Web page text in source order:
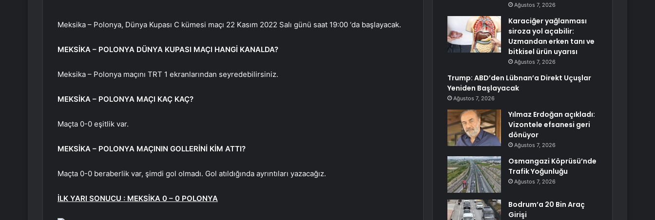
Meksika – Polonya, Dünya Kupası C kümesi maçı 22 Kasım 2022 Salı günü saat 19:00 ‘da başlayacak.
MEKSİKA – POLONYA DÜNYA KUPASI MAÇI HANGİ KANALDA?
Meksika – Polonya maçını TRT 1 ekranlarından seyredebilirsiniz.
MEKSİKA – POLONYA MAÇI KAÇ KAÇ?
Maçta 0-0 eşitlik var.
MEKSİKA – POLONYA MAÇININ GOLLERİNİ KİM ATTI?
Maçta 0-0 beraberlik var, şimdi gol olmadı. Gol atıldığında ayrıntıları yazacağız.
İLK YARI SONUCU : MEKSİKA 0 – 0 POLONYA
Ağustos 7, 2026
Karaciğer yağlanması
siroza yol açabilir:
Uzmandan erken tanı ve
bitkisel ürün uyarısı
Ağustos 7, 2026
Trump: ABD’den Lübnan’a Direkt Uçuşlar
Yeniden Başlayacak
Ağustos 7, 2026
Yılmaz Erdoğan açıkladı:
Vizontele efsanesi geri
dönüyor
Ağustos 7, 2026
Osmangazi Köprüsü’nde
Trafik Yoğunluğu
Ağustos 7, 2026
Bodrum’a 20 Bin Araç
Girişi